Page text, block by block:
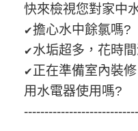
快來檢視您對家中
✔擔心水中餘氯嗎?
✔水垢超多，花時
✔ 正在準備室內裝
用水電器使用嗎?